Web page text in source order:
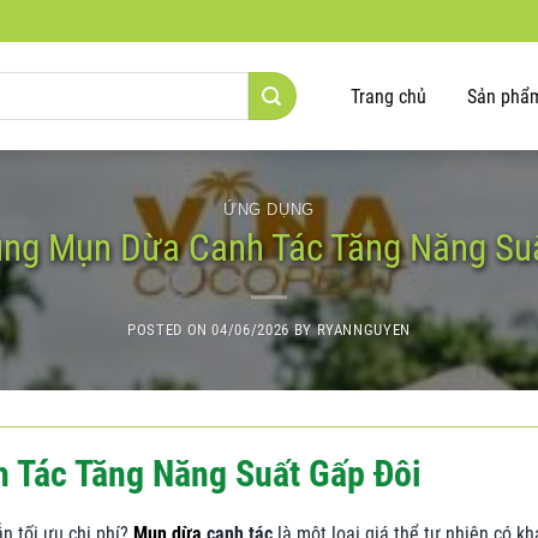
Trang chủ Sản
ỨNG DỤNG
Mụn Dừa Canh Tác Tăng Năng
POSTED ON04/06/2026BYRYANNGUYEN
Tăng Năng Suất Gấp Đôi